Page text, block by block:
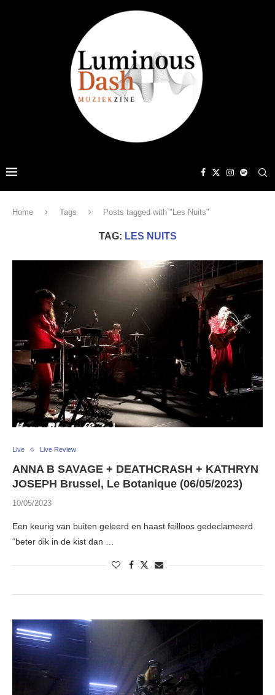
Home Tags Posts tagged with "Les Nuits"
TAG: LES NUITS
Live Live Review
ANNA B SAVAGE + DEATHCRASH + KATHRYN
JOSEPH Brussel, Le Botanique (06/05/2023)
10/05/2023
Een keurig van buiten geleerd en haast feilloos gedeclameerd
“beter dik in de kist dan …